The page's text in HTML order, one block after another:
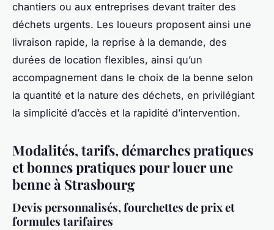
chantiers ou aux entreprises devant traiter des
déchets urgents. Les loueurs proposent ainsi une
livraison rapide, la reprise à la demande, des
durées de location flexibles, ainsi qu’un
accompagnement dans le choix de la benne selon
la quantité et la nature des déchets, en privilégiant
la simplicité d’accès et la rapidité d’intervention.
Modalités, tarifs, démarches pratiques
et bonnes pratiques pour louer une
benne à Strasbourg
Devis personnalisés, fourchettes de prix et
formules tarifaires